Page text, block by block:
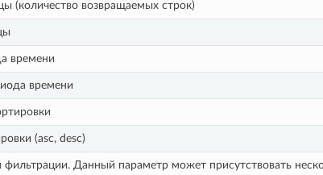
(количество возвращаемых строк)
времени
времени
(asc, desc)
фильтрации. Данный параметр может присутствовать